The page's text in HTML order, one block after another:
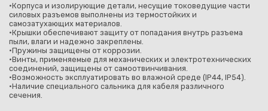
•Корпуса и изолирующие детали, несущие токоведущие части
силовых разъемов выполнены из термостойких и
самозатухающих материалов.
•Крышки обеспечивают защиту от попадания внутрь разъема
пыли, влаги и надежно закреплены.
•Пружины защищены от коррозии.
•Винты, применяемые для механических и электротехнических
соединений, защищены от самоотвинчивания.
•Возможность эксплуатировать во влажной среде (IP44, IP54).
•Наличие специального сальника для кабеля различного
сечения.